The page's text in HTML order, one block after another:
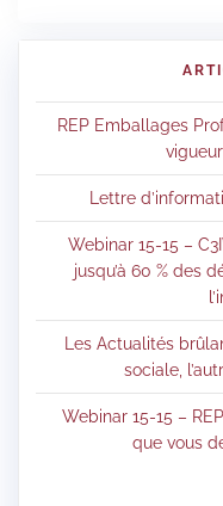
REP Emballages
Lettre
Webinar 15-15 –
jusqu’à 60 % des
Les Actualités
sociale,
Webinar 15-15 –
que vous